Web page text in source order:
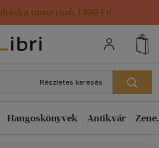
most csak 1499 Ft!
adatai
Részletes keresés
Hangoskönyvek Antikvár